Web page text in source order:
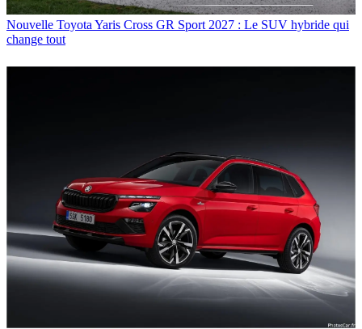
Nouvelle Toyota Yaris Cross GR Sport 2027 : Le SUV hybride qui
change tout